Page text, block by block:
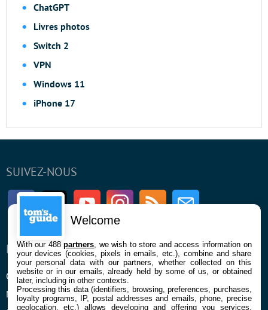
ChatGPT
Livres photos
Switch 2
VPN
Windows 11
iPhone 17
SUIVEZ-NOUS
FacebookTwitter Youtube InstagramRSS Newsletter
ENTREPRISE
Qui sommes nous
Mentions légales et CGU
À PROPOS
La rédaction
Contact
Welcome
With our 488partners , we wish to store and access information on
your devices (cookies, pixels in emails, etc.), combine and share
your personal data with our partners, whether collected on this
website or in our emails, already held by some of us, or obtained
later, including in other contexts.
Processing this data (identifiers, browsing, preferences, purchases,
loyalty programs, IP, postal addresses and emails, phone, precise
geolocation, etc.) allows developing and offering you services,